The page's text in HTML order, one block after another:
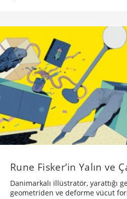
Rune Fisker’in Yalın ve
Danimarkalı illüstratör, yarattığı
geometriden ve deforme vücut